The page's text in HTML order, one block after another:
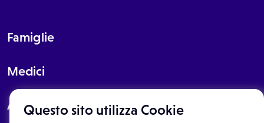
Questo sito utilizza Cookie
Famiglie
Medici
About